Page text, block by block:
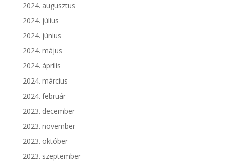
2024. augusztus
2024. július
2024. június
2024. május
2024. április
2024. március
2024. február
2023. december
2023. november
2023. október
2023. szeptember